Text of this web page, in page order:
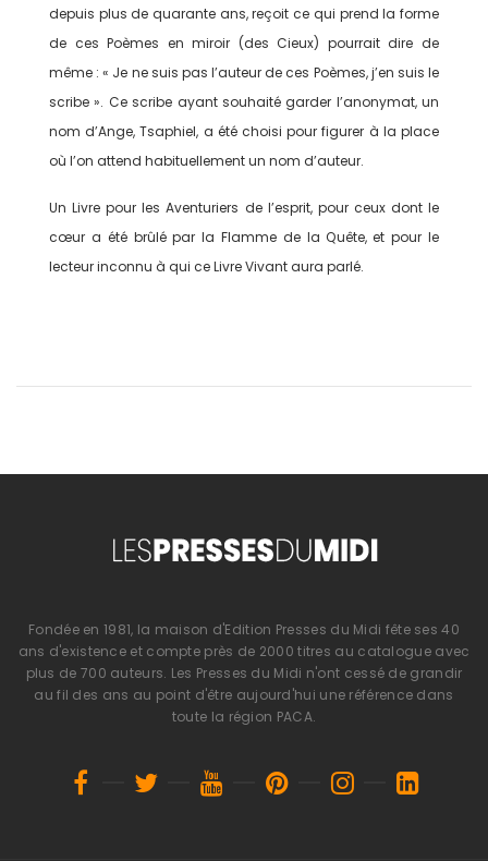
depuis plus de quarante ans, reçoit ce qui prend la forme
de ces Poèmes en miroir (des Cieux) pourrait dire de
même : « Je ne suis pas l’auteur de ces Poèmes, j’en suis le
scribe ». Ce scribe ayant souhaité garder l’anonymat, un
nom d’Ange, Tsaphiel, a été choisi pour figurer à la place
où l’on attend habituellement un nom d’auteur.
Un Livre pour les Aventuriers de l’esprit, pour ceux dont le
cœur a été brûlé par la Flamme de la Quête, et pour le
lecteur inconnu à qui ce Livre Vivant aura parlé.
Fondée en 1981, la maison d'Edition Presses du Midi fête ses 40
ans d'existence et compte près de 2000 titres au catalogue avec
plus de 700 auteurs. Les Presses du Midi n'ont cessé de grandir
au fil des ans au point d'être aujourd'hui une référence dans
toute la région PACA.